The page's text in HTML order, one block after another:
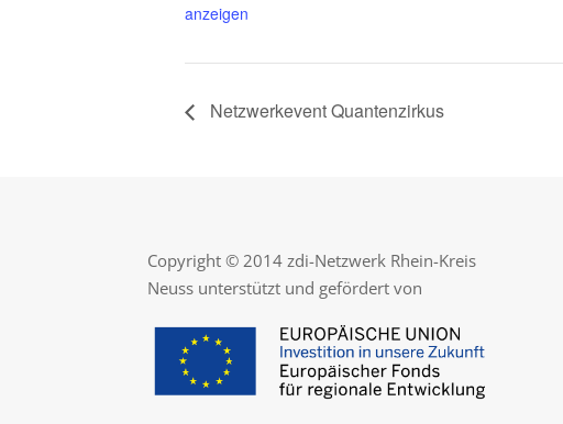
anzeigen
Netzwerkevent Quantenzirkus
Copyright © 2014 zdi-Netzwerk Rhein-Kreis
Neuss unterstützt und gefördert von